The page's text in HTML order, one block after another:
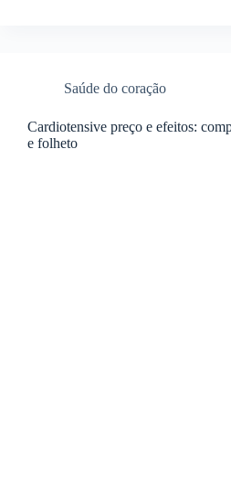
Saúde do coração
Cardiotensive preço e efeitos:
e folheto